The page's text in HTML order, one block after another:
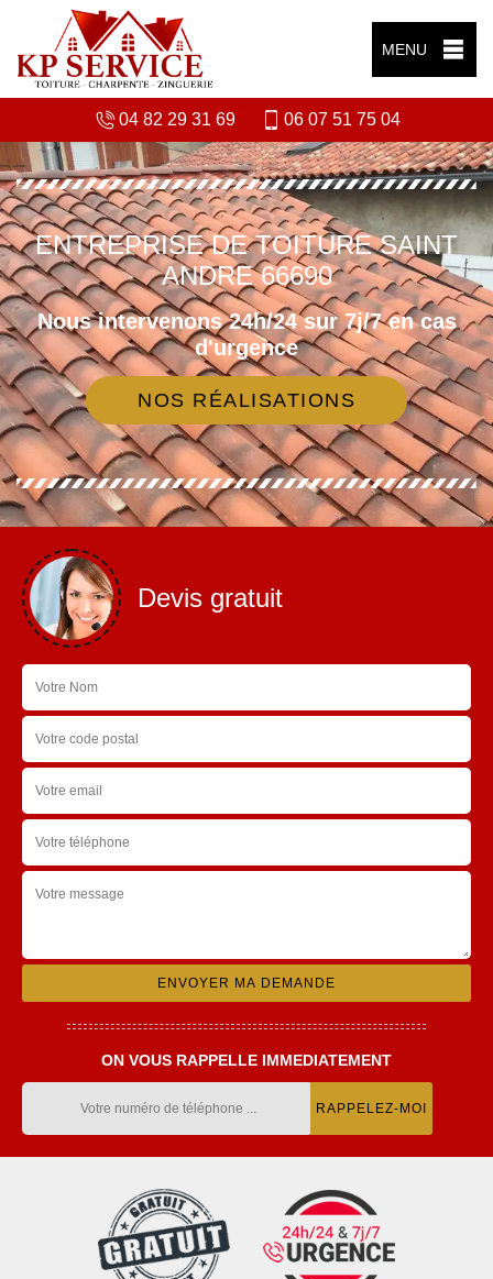
MENU
04 82 29 31 69 06 07 51 75 04
ENTREPRISE DE TOITURE SAINT
ANDRE 66690
Nous intervenons 24h/24 sur 7j/7 en cas
d'urgence
NOS RÉALISATIONS
Devis gratuit
ON VOUS RAPPELLE IMMEDIATEMENT